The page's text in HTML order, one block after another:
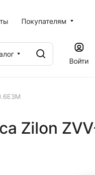
Покупателям
Войти
Zilon